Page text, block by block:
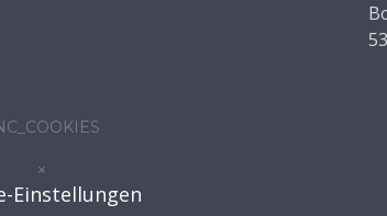
×
Einstellungen